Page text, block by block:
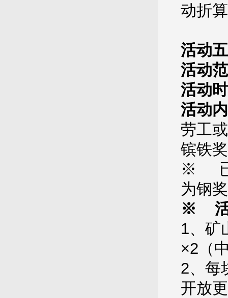
动折
活动
活动
活动
活动
劳工
镔铁
※ 已
为钢
※ 活
1、矿
×2（
2、每
开放